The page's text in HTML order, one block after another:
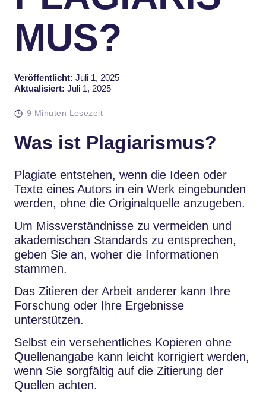
MUS?
Veröffentlicht: Juli 1, 2025
Aktualisiert: Juli 1, 2025
9 Minuten Lesezeit
Was ist Plagiarismus?
Plagiate entstehen, wenn die Ideen oder
Texte eines Autors in ein Werk eingebunden
werden, ohne die Originalquelle anzugeben.
Um Missverständnisse zu vermeiden und
akademischen Standards zu entsprechen,
geben Sie an, woher die Informationen
stammen.
Das Zitieren der Arbeit anderer kann Ihre
Forschung oder Ihre Ergebnisse
unterstützen.
Selbst ein versehentliches Kopieren ohne
Quellenangabe kann leicht korrigiert werden,
wenn Sie sorgfältig auf die Zitierung der
Quellen achten.